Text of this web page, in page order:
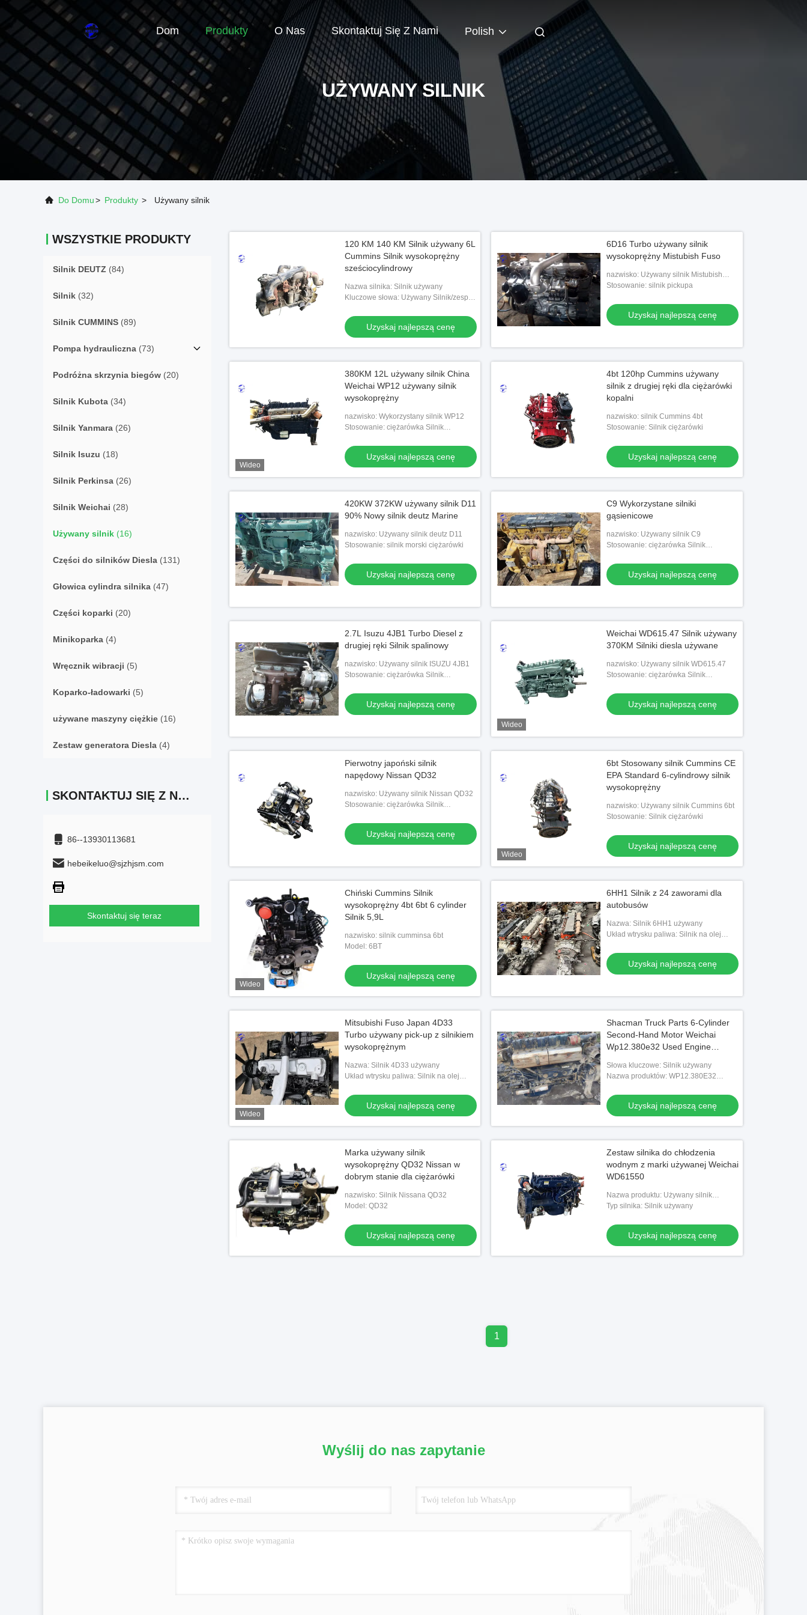
Dom Produkty O Nas Skontaktuj Się Z Nami Polish
UŻYWANY SILNIK
Do Domu> Produkty > Używany silnik
WSZYSTKIE PRODUKTY
Silnik DEUTZ (84)
Silnik (32)
Silnik CUMMINS (89)
Pompa hydrauliczna (73)
Podróżna skrzynia biegów (20)
Silnik Kubota (34)
Silnik Yanmara (26)
Silnik Isuzu (18)
Silnik Perkinsa (26)
Silnik Weichai (28)
Używany silnik (16)
Części do silników Diesla (131)
Głowica cylindra silnika (47)
Części koparki (20)
Minikoparka (4)
Wręcznik wibracji (5)
Koparko-ładowarki (5)
używane maszyny ciężkie (16)
Zestaw generatora Diesla (4)
SKONTAKTUJ SIĘ Z NAMI
86--13930113681
hebeikeluo@sjzhjsm.com
Skontaktuj się teraz
120 KM 140 KM Silnik używany 6L
Cummins Silnik wysokoprężny
sześciocylindrowy
Nazwa silnika: Silnik używany
Kluczowe słowa: Używany Silnik/zespół
Uzyskaj najlepszą cenę
6D16 Turbo używany silnik
wysokoprężny Mistubish Fuso
nazwisko: Używany silnik Mistubish
Fuso 6D16
Stosowanie: silnik pickupa
Uzyskaj najlepszą cenę
Wideo
380KM 12L używany silnik China
Weichai WP12 używany silnik
wysokoprężny
nazwisko: Wykorzystany silnik WP12
Stosowanie: ciężarówka Silnik
Uzyskaj najlepszą cenę
4bt 120hp Cummins używany
silnik z drugiej ręki dla ciężarówki
kopalni
nazwisko: silnik Cummins 4bt
Stosowanie: Silnik ciężarówki
Uzyskaj najlepszą cenę
420KW 372KW używany silnik D11
90% Nowy silnik deutz Marine
nazwisko: Używany silnik deutz D11
Stosowanie: silnik morski ciężarówki
Uzyskaj najlepszą cenę
C9 Wykorzystane silniki
gąsienicowe
nazwisko: Używany silnik C9
Stosowanie: ciężarówka Silnik
Uzyskaj najlepszą cenę
2.7L Isuzu 4JB1 Turbo Diesel z
drugiej ręki Silnik spalinowy
nazwisko: Używany silnik ISUZU 4JB1
Stosowanie: ciężarówka Silnik
Uzyskaj najlepszą cenę
Wideo
Weichai WD615.47 Silnik używany
370KM Silniki diesla używane
nazwisko: Używany silnik WD615.47
Stosowanie: ciężarówka Silnik
Uzyskaj najlepszą cenę
Pierwotny japoński silnik
napędowy Nissan QD32
nazwisko: Używany silnik Nissan QD32
Stosowanie: ciężarówka Silnik
Uzyskaj najlepszą cenę
Wideo
6bt Stosowany silnik Cummins CE
EPA Standard 6-cylindrowy silnik
wysokoprężny
nazwisko: Używany silnik Cummins 6bt
Stosowanie: Silnik ciężarówki
Uzyskaj najlepszą cenę
Wideo
Chiński Cummins Silnik
wysokoprężny 4bt 6bt 6 cylinder
Silnik 5,9L
nazwisko: silnik cumminsa 6bt
Model: 6BT
Uzyskaj najlepszą cenę
6HH1 Silnik z 24 zaworami dla
autobusów
Nazwa: Silnik 6HH1 używany
Układ wtrysku paliwa: Silnik na olej
Uzyskaj najlepszą cenę
Wideo
Mitsubishi Fuso Japan 4D33
Turbo używany pick-up z silnikiem
wysokoprężnym
Nazwa: Silnik 4D33 używany
Układ wtrysku paliwa: Silnik na olej
Uzyskaj najlepszą cenę
Shacman Truck Parts 6-Cylinder
Second-Hand Motor Weichai
Wp12.380e32 Used Engine
Słowa kluczowe: Silnik używany
Nazwa produktów: WP12.380E32
Uzyskaj najlepszą cenę
Marka używany silnik
wysokoprężny QD32 Nissan w
dobrym stanie dla ciężarówki
nazwisko: Silnik Nissana QD32
Model: QD32
Uzyskaj najlepszą cenę
Zestaw silnika do chłodzenia
wodnym z marki używanej Weichai
WD61550
Nazwa produktu: Używany silnik
Weichai WD61550
Typ silnika: Silnik używany
Uzyskaj najlepszą cenę
1
Wyślij do nas zapytanie